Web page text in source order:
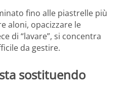
fino alle piastrelle più
aloni, opacizzare le
di “lavare”, si concentra
da gestire.
sostituendo